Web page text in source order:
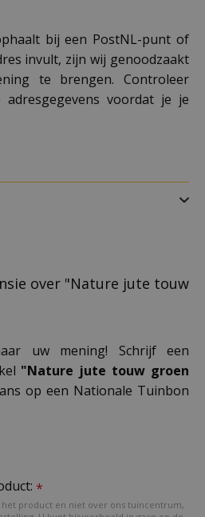
bij een PostNL-punt of
invult, zijn wij genoodzaakt
te brengen. Controleer
voordat je je
over "Nature jute touw
uw mening! Schrijf een
"Nature jute touw groen
op een Nationale Tuinbon
*
product en niet over ons tuincentrum,